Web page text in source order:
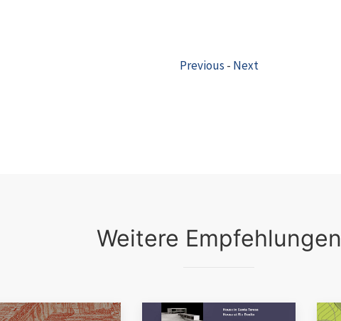
Previous - Next
Weitere Empfehlungen